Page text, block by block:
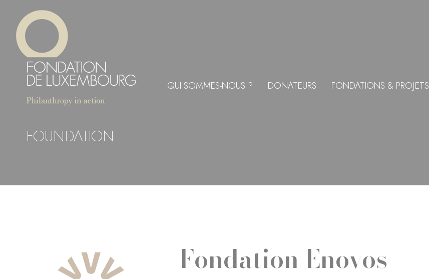
contenu
principal
QUI SOMMES-NOUS ? DONATEURS FONDATIONS & PROJETS
FOUNDATION
Fondation Enovos